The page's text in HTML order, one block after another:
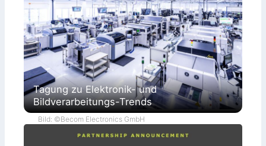
Tagung zu Elektronik- und
Bildverarbeitungs-Trends
Bild: ©Becom Electronics GmbH